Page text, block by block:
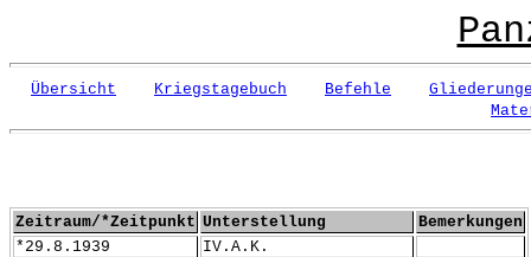
Übersicht Kriegstagebuch Befehle
Zeitraum/*Zeitpunkt Unterstellung
Bemerkungen
*29.8.1939
IV.A.K.